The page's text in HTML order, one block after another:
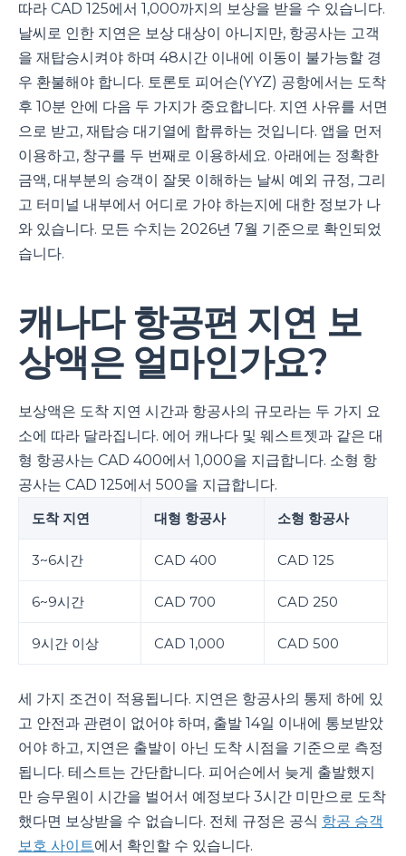
따라 CAD 125에서 1,000까지의 보상을 받을 수 있습니다.
날씨로 인한 지연은 보상 대상이 아니지만, 항공사는 고객
을 재탑승시켜야 하며 48시간 이내에 이동이 불가능할 경
우 환불해야 합니다. 토론토 피어슨(YYZ) 공항에서는 도착
후 10분 안에 다음 두 가지가 중요합니다. 지연 사유를 서면
으로 받고, 재탑승 대기열에 합류하는 것입니다. 앱을 먼저
이용하고, 창구를 두 번째로 이용하세요. 아래에는 정확한
금액, 대부분의 승객이 잘못 이해하는 날씨 예외 규정, 그리
고 터미널 내부에서 어디로 가야 하는지에 대한 정보가 나
와 있습니다. 모든 수치는 2026년 7월 기준으로 확인되었
습니다.
캐나다 항공편 지연 보
상액은 얼마인가요?
보상액은 도착 지연 시간과 항공사의 규모라는 두 가지 요
소에 따라 달라집니다. 에어 캐나다 및 웨스트젯과 같은 대
형 항공사는 CAD 400에서 1,000을 지급합니다. 소형 항
공사는 CAD 125에서 500을 지급합니다.
도착 지연
대형 항공사 소형 항공사
3~6시간 CAD 400 CAD 125
6~9시간 CAD 700 CAD 250
9시간 이상 CAD 1,000 CAD 500
세 가지 조건이 적용됩니다. 지연은 항공사의 통제 하에 있
고 안전과 관련이 없어야 하며, 출발 14일 이내에 통보받았
어야 하고, 지연은 출발이 아닌 도착 시점을 기준으로 측정
됩니다. 테스트는 간단합니다. 피어슨에서 늦게 출발했지
만 승무원이 시간을 벌어서 예정보다 3시간 미만으로 도착
했다면 보상받을 수 없습니다. 전체 규정은 공식 항공 승객
보호 사이트에서 확인할 수 있습니다.